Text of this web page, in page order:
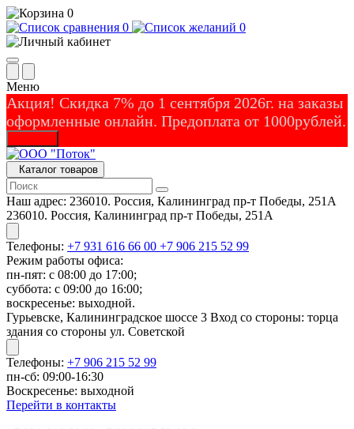
0
0
0
Меню
Акция! Скидка 7% до 1 сентября 2026г. на заказы
оформленные онлайн. Предоплата от 1000рублей.
Каталог товаров
Наш адрес: 236010. Россия, Калининград пр-т Победы, 251А
236010. Россия, Калининград пр-т Победы, 251А
Телефоны: +7 931 616 66 00 +7 906 215 52 99
Режим работы офиса:
пн-пят: с 08:00 до 17:00;
суббота: с 09:00 до 16:00;
воскресенье: выходной.
Гурьевске, Калининградское шоссе 3 Вход со стороны: торца
здания со стороны ул. Советской
Телефоны: +7 906 215 52 99
пн-сб: 09:00-16:30
Воскресенье: выходной
Перейти в контакты